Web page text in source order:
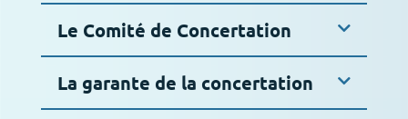
Le Comité de Concertation
La garante de la concertation